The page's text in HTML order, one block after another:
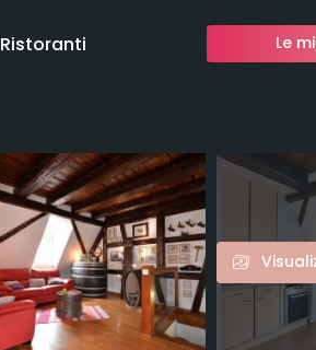
Ristoranti Le